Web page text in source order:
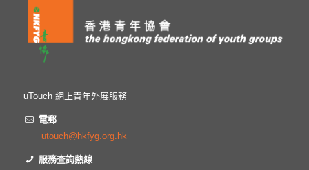
uTouch 網上青年外展服務
電郵
utouch@hkfyg.org.hk
服務查詢熱線